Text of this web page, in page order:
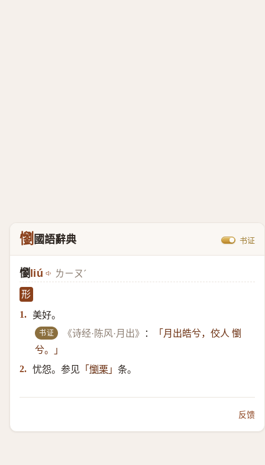
懰國語辭典 书证
懰 liú ㄌㄧㄡˊ
形
1. 美好。
书证 《诗经·陈风·月出》 ：
「月出皓兮，佼人 懰
兮。」
2. 忧怨。参见 「 懰栗 」 条。
反馈